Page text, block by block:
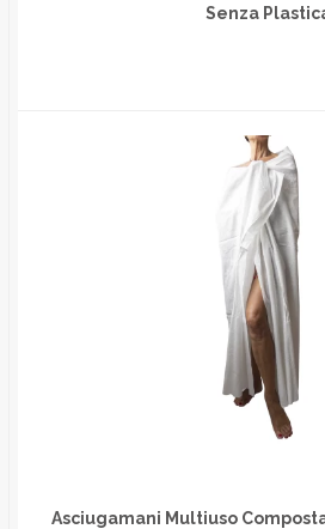
Senza
Asciugamani Multiuso